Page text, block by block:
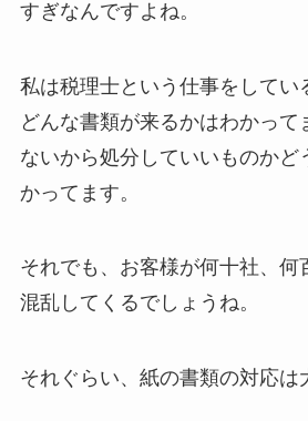
すぎなんですよね。
私は税理士という仕事をしてい
どんな書類が来るかはわかって
ないから処分していいものかど
かってます。
それでも、お客様が何十社、何
混乱してくるでしょうね。
それぐらい、紙の書類の対応は